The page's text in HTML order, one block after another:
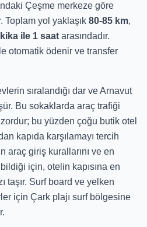
Çeşme merkeze göre
Toplam yol yaklaşık 80-85 km,
ile 1 saat arasındadır.
otomatik ödenir ve transfer
sıralandığı dar ve Arnavut
Bu sokaklarda araç trafiği
zordur; bu yüzden çoğu butik otel
kapıda karşılamayı tercih
araç giriş kurallarını ve en
bildiği için, otelin kapısına en
taşır. Surf board ve yelken
için Çark plajı surf bölgesine